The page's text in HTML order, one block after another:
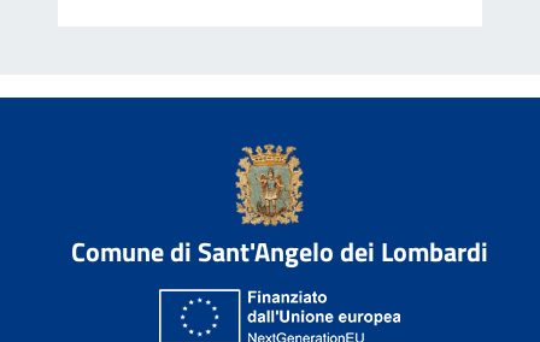
Comune di Sant'Angelo dei Lombardi